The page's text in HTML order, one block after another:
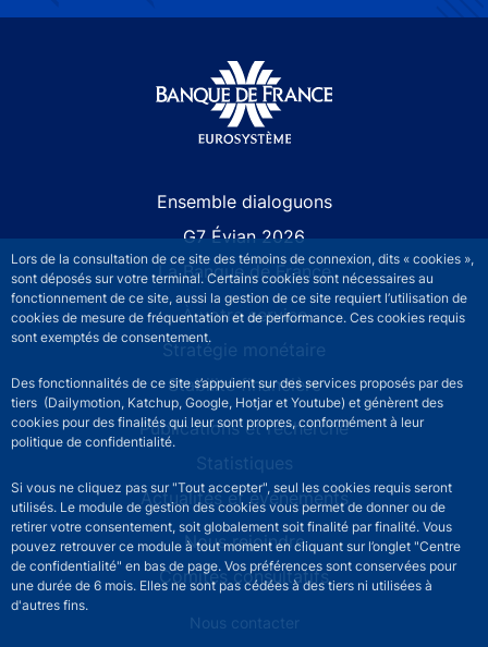
Lors de la consultation de ce site des témoins de connexion, dits « cookies »,
sont déposés sur votre terminal. Certains cookies sont nécessaires au
fonctionnement de ce site, aussi la gestion de ce site requiert l’utilisation de
cookies de mesure de fréquentation et de performance. Ces cookies requis
sont exemptés de consentement.
Des fonctionnalités de ce site s’appuient sur des services proposés par des
tiers (Dailymotion, Katchup, Google, Hotjar et Youtube) et génèrent des
cookies pour des finalités qui leur sont propres, conformément à leur
politique de confidentialité.
Si vous ne cliquez pas sur "Tout accepter", seul les cookies requis seront
utilisés. Le module de gestion des cookies vous permet de donner ou de
retirer votre consentement, soit globalement soit finalité par finalité. Vous
pouvez retrouver ce module à tout moment en cliquant sur l’onglet "Centre
de confidentialité" en bas de page. Vos préférences sont conservées pour
une durée de 6 mois. Elles ne sont pas cédées à des tiers ni utilisées à
d'autres fins.
Ensemble dialoguons
G7 Évian 2026
La Banque de France
À votre service
Stratégie monétaire
Stabilité financière
Publications et recherche
Statistiques
Actualités et événements
Nous rejoindre
Comités consultatifs
Footer secondary menuNous contacter